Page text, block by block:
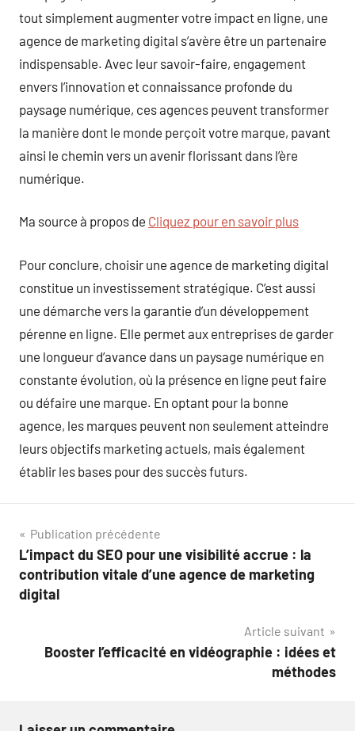
tout simplement augmenter votre impact en ligne, une
agence de marketing digital s’avère être un partenaire
indispensable. Avec leur savoir-faire, engagement
envers l’innovation et connaissance profonde du
paysage numérique, ces agences peuvent transformer
la manière dont le monde perçoit votre marque, pavant
ainsi le chemin vers un avenir florissant dans l’ère
numérique.
Ma source à propos de Cliquez pour en savoir plus
Pour conclure, choisir une agence de marketing digital
constitue un investissement stratégique. C’est aussi
une démarche vers la garantie d’un développement
pérenne en ligne. Elle permet aux entreprises de garder
une longueur d’avance dans un paysage numérique en
constante évolution, où la présence en ligne peut faire
ou défaire une marque. En optant pour la bonne
agence, les marques peuvent non seulement atteindre
leurs objectifs marketing actuels, mais également
établir les bases pour des succès futurs.
Navigation
de
l’article
Publication précédente
L’impact du SEO pour une visibilité accrue : la
contribution vitale d’une agence de marketing
digital
Article suivant
Booster l’efficacité en vidéographie : idées et
méthodes